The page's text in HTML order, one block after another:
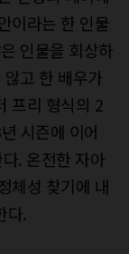
이라는 한 인물
인물을 회상하
고 한 배우가
프리 형식의 2
시즌에 이어
. 온전한 자아
체성 찾기에 내
다.